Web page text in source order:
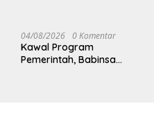
Gelar Karya Bakti
Bersama Pemdes Jipang
04/08/2026 0 Komentar
Kawal Program
Pemerintah, Babinsa